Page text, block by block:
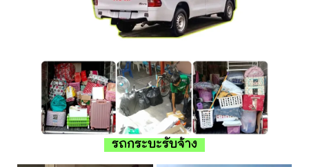
รถกระบะรับจ้าง